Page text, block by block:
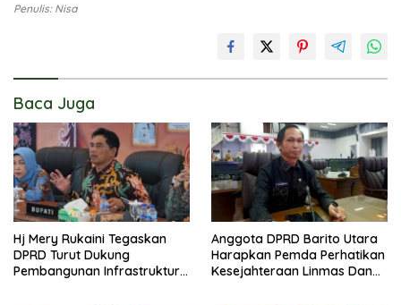
Penulis: Nisa
Baca Juga
Hj Mery Rukaini Tegaskan
DPRD Turut Dukung
Pembangunan Infrastruktur
Anggota DPRD Barito Utara
Harapkan Pemda Perhatikan
Kesejahteraan Linmas Dan